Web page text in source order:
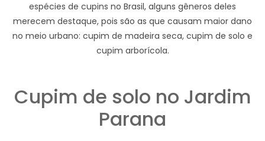
espécies de cupins no Brasil, alguns gêneros deles
merecem destaque, pois são as que causam maior dano
no meio urbano: cupim de madeira seca, cupim de solo e
cupim arborícola.
Cupim de solo no Jardim
Parana